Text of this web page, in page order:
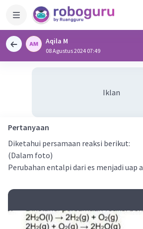
Aqila M
08 Agustus 2024 07:49
Iklan
Pertanyaan
Diketahui persamaan reaksi berikut:
(Dalam foto)
Perubahan entalpi dari es menjadi uap